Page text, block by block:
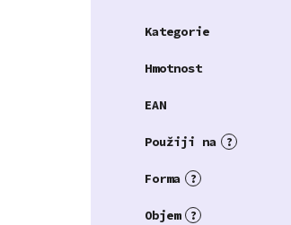
Kategorie
Hmotnost
EAN
?
Použiji na
?
Forma
?
Objem